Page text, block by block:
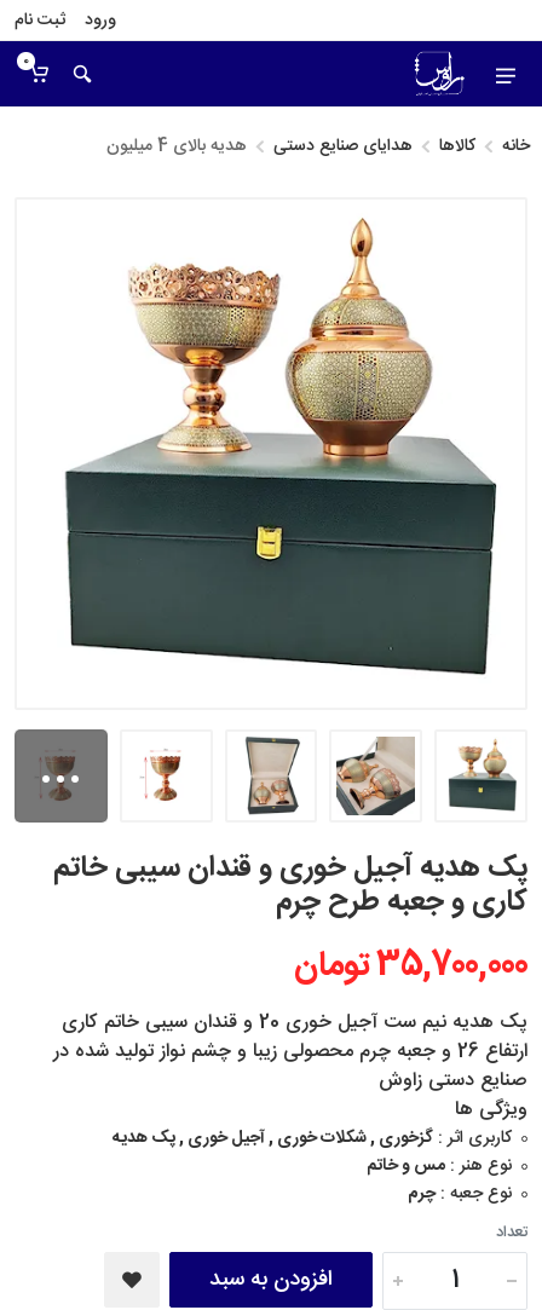
ورود ثبت نام
0
خانه کالاها هدایای صنایع دستی هدیه بالای 4 میلیون
...
پک هدیه آجیل خوری و قندان سیبی خاتم
کاری و جعبه طرح چرم
35,700,000 تومان
پک هدیه نیم ست آجیل خوری 20 و قندان سیبی خاتم کاری
ارتفاع 26 و جعبه چرم محصولی زیبا و چشم نواز تولید شده در
صنایع دستی زاوش
ویژگی ها
کاربری اثر : گزخوری , شکلات خوری , آجیل خوری , پک هدیه
نوع هنر : مس و خاتم
نوع جعبه :چرم
تعداد
افزودن به سبد